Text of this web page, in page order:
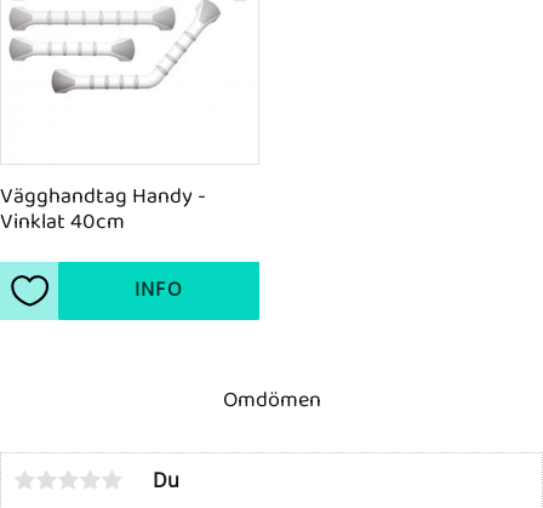
Omdömen
Du
Vägghandtag Handy -
Vinklat 40cm
Lägg till i favoriter
INFO